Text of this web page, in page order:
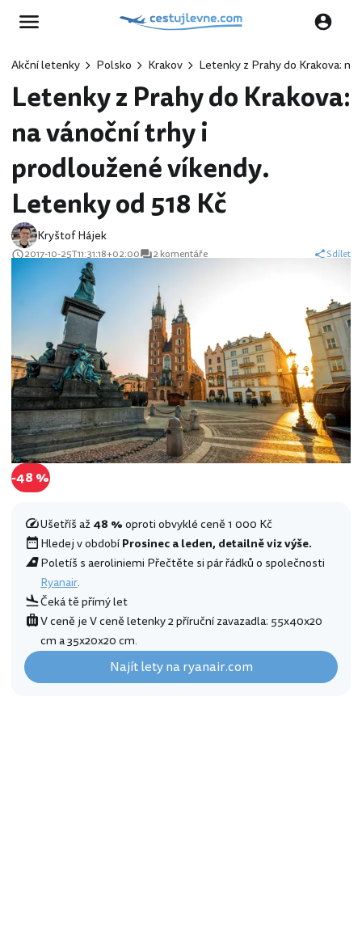
Akční letenky Polsko Krakov Letenky z Prahy do Krakova:
Letenky z Prahy do Krakova:
na vánoční trhy i
prodloužené víkendy.
Letenky od 518 Kč
Kryštof Hájek
2017-10-25T11:31:18+02:00 2 komentáře Sdílet
-48 %
Ušetříš až48 %oproti obvyklé ceně 1 000 Kč
Hledej v obdobíProsinec a leden, detailně viz výše.
Poletíš s aeroliniemi Přečtěte si pár řádků o společnosti
Ryanair.
Čeká tě přímý let
V ceně je V ceně letenky 2 příruční zavazadla: 55x40x20
cm a 35x20x20 cm.
Najít lety na ryanair.com